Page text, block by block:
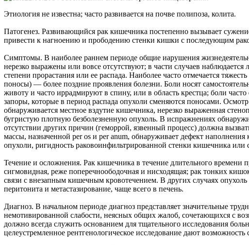
Этиология не известна; часто развивается на почве полипоза, колита.
Патогенез. Развивающийся рак кишечника постепенно вызывает
привести к нагноению и прободению стенки кишки с последующим
Симптомы. В наиболее раннем периоде общие иарушения
нерезко выражены или вовсе отсутствуют; в части случаев
степени прорастания или ее распада. Наиболее часто отмечается
поносы) — более поздние проявления болезни. Боли носят
животу и часто иррадмируют в спину, или в область крестца; боли
запоры, которые в период распада опухоли сменяются поносами.
обнаруживается местное вздутие кишечника, нерезко выраженная
бугристую плотную безболезненную опухоль. В испражнениях
отсутствии других причин (геморрой, язвенный процесс) должна
массы, назначенной per os и per anum, обнаруживает дефект
опухоли, ригидность раковоинфильтрированной стенки кишечника или
Течение и осложнения. Рак кишечника в течение длительного
сигмовидная, реже поперечноободочная и нисходящая; рак тонких
связи с внезапным кишечным кровотечением. В других случаях
перитонита и метастазирование, чаще всего в печень.
Диагноз. В начальном периоде диагноз представляет значительные
немотивированной слабости, неясных общих жалоб, сочетающихся с
должно всегда служить основанием для тщательного исследования
целеустремленное рентгенологическое исследование дают